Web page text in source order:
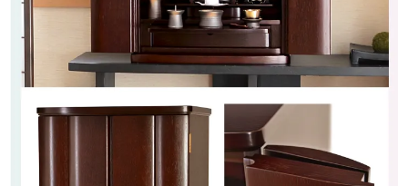
須弥壇を外した時と1段目 須弥壇と本尊台を付けた時